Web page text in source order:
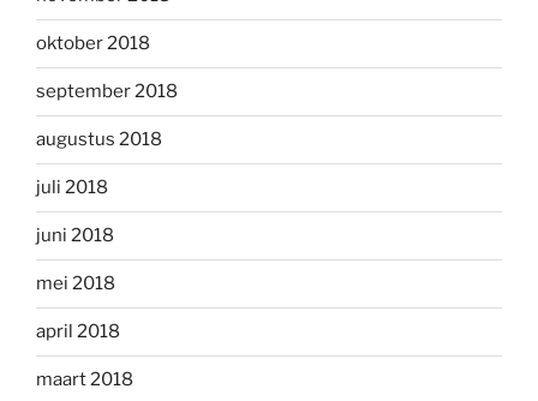
oktober 2018
september 2018
augustus 2018
juli 2018
juni 2018
mei 2018
april 2018
maart 2018